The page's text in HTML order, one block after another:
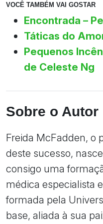
VOCÊ TAMBÉM VAI GOSTAR
Encontrada –
Táticas do
Pequenos
de Celeste Ng
Sobre o Autor
Freida McFadden, o
deste sucesso,
consigo uma
médica especialista
formada pela
base, aliada à sua